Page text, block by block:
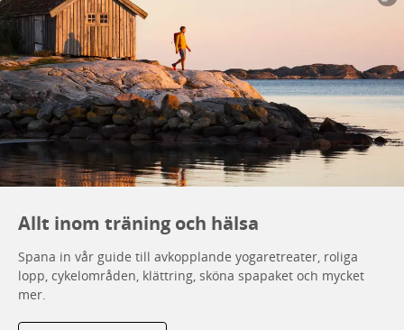
Allt inom träning och hälsa
Spana in vår guide till avkopplande yogaretreater, roliga
lopp, cykelområden, klättring, sköna spapaket och mycket
mer.